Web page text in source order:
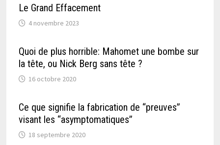
Le Grand Effacement
4 novembre 2023
Quoi de plus horrible: Mahomet une bombe sur
la tête, ou Nick Berg sans tête ?
16 octobre 2020
Ce que signifie la fabrication de “preuves”
visant les “asymptomatiques”
18 septembre 2020